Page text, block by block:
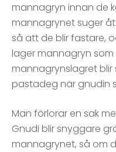
mannagryn innan de
mannagrynet suger
så att de blir fastare,
lager mannagryn
mannagrynslagret
pastadeg när gnudin
Man förlorar en sak
Gnudi blir snyggare
mannagrynet, så om